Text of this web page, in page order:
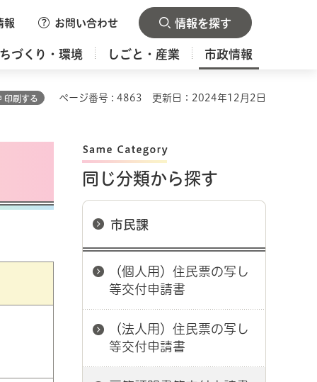
報 お問い合わせ 情報を探す
づくり・環境 しごと・産業 市政情報
印刷する ページ番号 : 4863 更新日：2024年12月2日
同じ分類から探す
市民課
（個人用）住民票の写し
等交付申請書
（法人用）住民票の写し
等交付申請書